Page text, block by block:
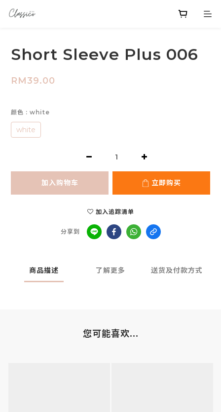
Short Sleeve Plus 006
RM39.00
颜色 : white
white
加入购物车 立即购买
加入追踪清单
分享到
商品描述 了解更多 送货及付款方式
您可能喜欢...